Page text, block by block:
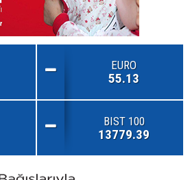
EURO
55.13
BIST 100
13779.39